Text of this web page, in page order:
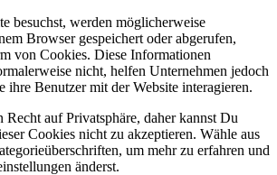
besuchst, werden möglicherweise
Browser gespeichert oder abgerufen,
von Cookies. Diese Informationen
nicht, helfen Unternehmen jedoch
ihre Benutzer mit der Website interagieren.
Recht auf Privatsphäre, daher kannst Du
Cookies nicht zu akzeptieren. Wähle aus
um mehr zu erfahren und
änderst.